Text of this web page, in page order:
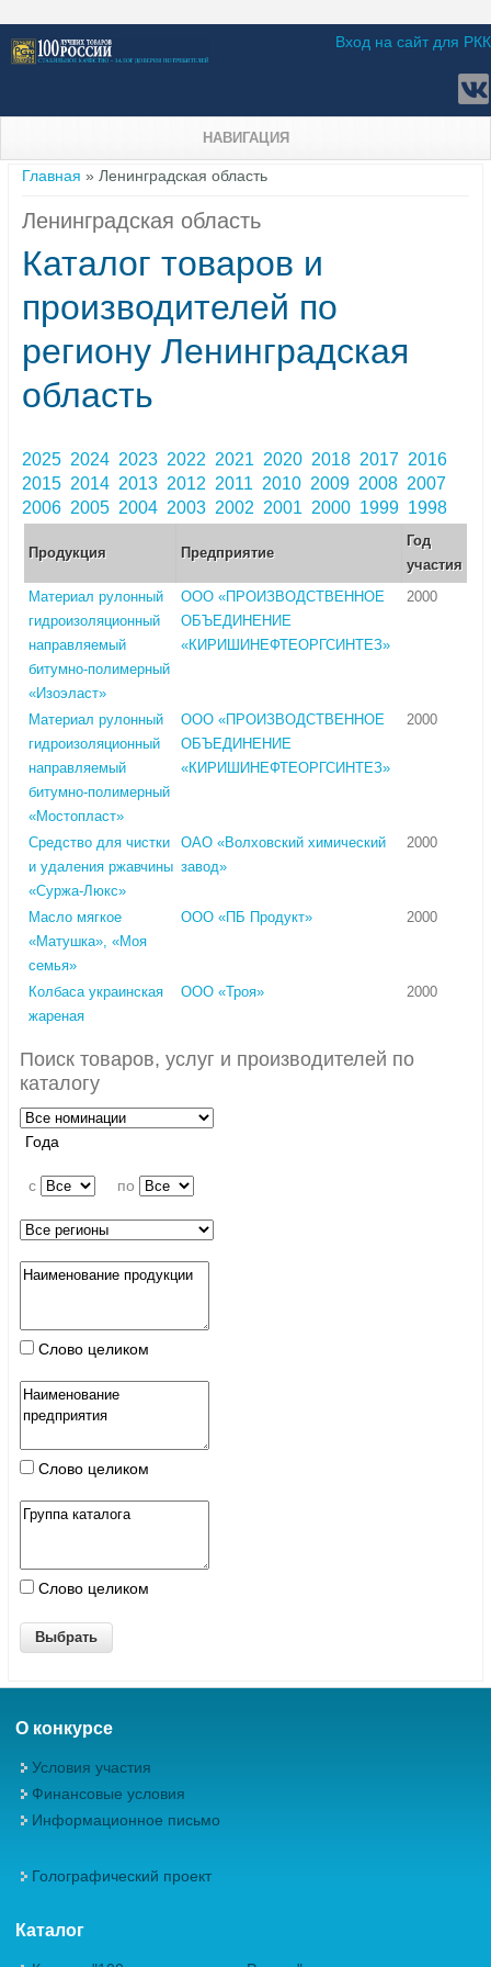
Вход на сайт для РКК
НАВИГАЦИЯ
Вы здесь
Главная » Ленинградская область
Ленинградская область
Каталог товаров и
производителей по
региону Ленинградская
область
2025 2024 2023 2022 2021 2020 2018 2017 2016
2015 2014 2013 2012 2011 2010 2009 2008 2007
2006 2005 2004 2003 2002 2001 2000 1999 1998
Продукция Предприятие
Год
участия
Материал рулонный
гидроизоляционный
направляемый
битумно-полимерный
«Изоэласт»
ООО «ПРОИЗВОДСТВЕННОЕ
ОБЪЕДИНЕНИЕ
«КИРИШИНЕФТЕОРГСИНТЕЗ»
2000
Материал рулонный
гидроизоляционный
направляемый
битумно-полимерный
«Мостопласт»
ООО «ПРОИЗВОДСТВЕННОЕ
ОБЪЕДИНЕНИЕ
«КИРИШИНЕФТЕОРГСИНТЕЗ»
2000
Средство для чистки
и удаления ржавчины
«Суржа-Люкс»
ОАО «Волховский химический
завод»
2000
Масло мягкое
«Матушка», «Моя
семья»
ООО «ПБ Продукт» 2000
Колбаса украинская
жареная
ООО «Троя» 2000
Поиск товаров, услуг и производителей по
каталогу
Года
c по
Слово целиком
Слово целиком
Слово целиком
О конкурсе
Условия участия
Финансовые условия
Информационное письмо
Голографический проект
Каталог